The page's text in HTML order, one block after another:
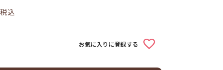
税込
お気に入りに登録する